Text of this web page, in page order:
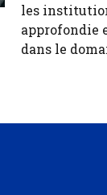
les
approfondie
dans le